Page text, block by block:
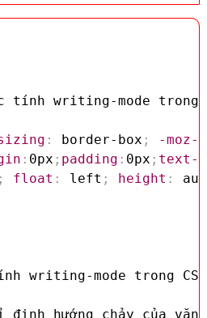
tính writing-mode trong
: border-box ;
-moz-
: 0px ; padding : 0px ; text-
float : left ; height :
writing-mode trong CSS
định hướng chảy của